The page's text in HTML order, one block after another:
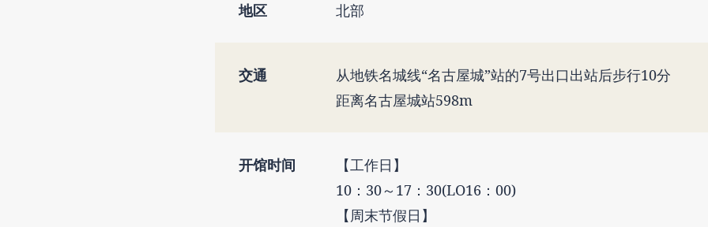
地区 北部
交通
从地铁名城线“名古屋城”站的7号出口出站后步行10分
距离名古屋城站598m
开馆时间
【工作日】
10：30～17：30(LO16：00)
【周末节假日】